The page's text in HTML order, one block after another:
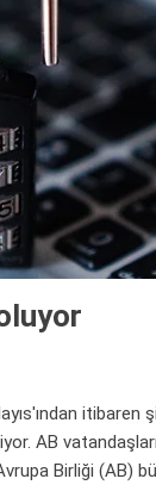
AB
Birliği (AB)